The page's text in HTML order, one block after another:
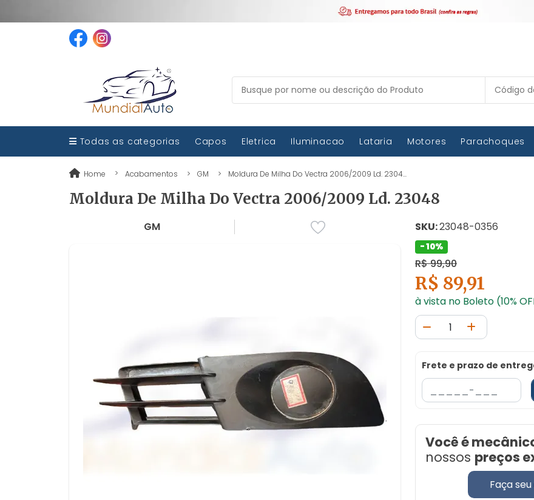
Todas as categorias Capos Eletrica Iluminacao Lataria Motores Parachoques
Home Acabamentos GM Moldura De Milha Do Vectra 2006/2009 Ld. 2304...
Moldura De Milha Do Vectra 2006/2009 Ld. 23048
GM SKU:23048-0356
- 10%
R$ 99,90
R$ 89,91
à vista no Boleto (10%
Frete e prazo de
Você é
nossos preços
Faça